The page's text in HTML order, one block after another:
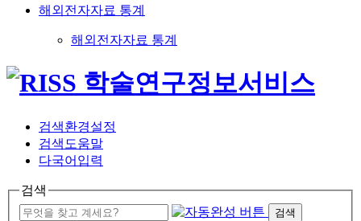
해외전자자료 통계
해외전자자료 통계
검색환경설정
검색도움말
다국어입력
검색
검색